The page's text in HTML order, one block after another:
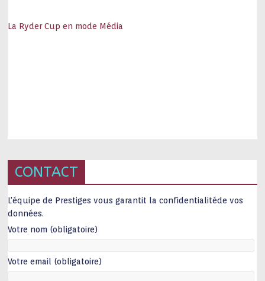
La Ryder Cup en mode Média
CONTACT
L'équipe de Prestiges vous garantit la confidentialitéde vos
données.
Votre nom (obligatoire)
Votre email (obligatoire)